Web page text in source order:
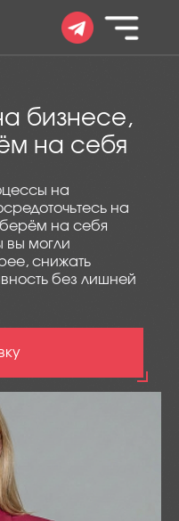
бизнесе,
на себя
на
на
на себя
вы могли
снижать
без лишней